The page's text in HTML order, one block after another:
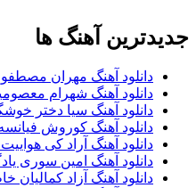
جدیدترین آهنگ ها
دانلود آهنگ مهران
دانلود آهنگ شهرام
دانلود آهنگ سیا دختر
دانلود آهنگ کوروش
دانلود آهنگ آراد کی
دانلود آهنگ امین سوری
دانلود آهنگ آزاد کمالیان